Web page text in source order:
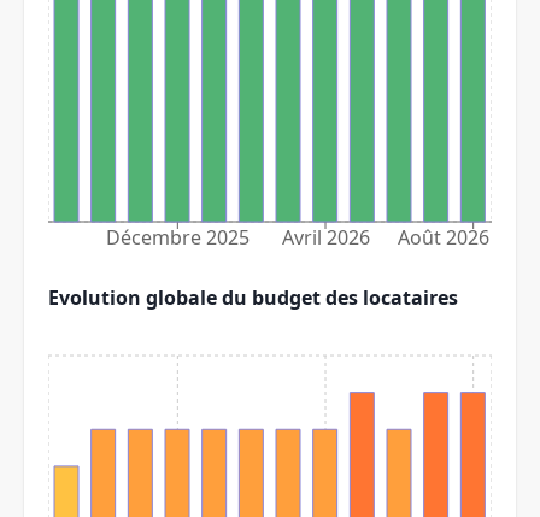
Décembre 2025 Avril 2026 Août 2026
Evolution globale du budget des locataires